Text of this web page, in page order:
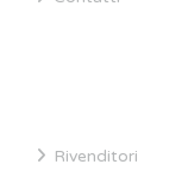
Rivenditori